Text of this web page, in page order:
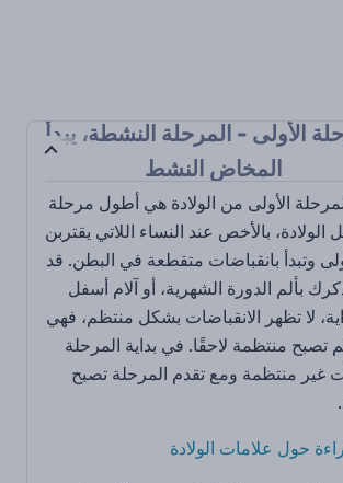
الأولى - المرحلة النشطة، يبدأ
المخاض النشط
الأولى من الولادة هي أطول مرحلة
بالأخص عند النساء اللاتي يقتربن
وتبدأ بانقباضات متقطعة في البطن. قد
بألم الدورة الشهرية، أو آلام أسفل
لا تظهر الانقباضات بشكل منتظم، فهي
تصبح منتظمة لاحقًا. في بداية المرحلة
غير منتظمة ومع تقدم المرحلة تصبح
حول علامات الولادة